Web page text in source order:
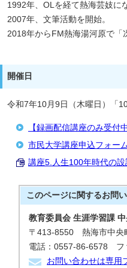
1992年、OLを経て熱海芸妓に
2007年、文筆活動を開始。
2018年からFM熱海湯河原で「
開催日
令和7年10月9日（木曜日）「
【録画配信講座のみ受付
市民大学講座申込フォー
講座5.人生100年時代の
このページに関するお問
教育委員会 生涯学習課
〒413-8550 熱海市中央
電話：0557-86-6578 フ
お問い合わせは専用